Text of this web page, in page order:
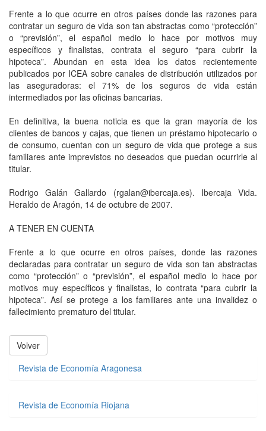
Frente a lo que ocurre en otros países donde las razones para
contratar un seguro de vida son tan abstractas como “protección”
o “previsión”, el español medio lo hace por motivos muy
específicos y finalistas, contrata el seguro “para cubrir la
hipoteca”. Abundan en esta idea los datos recientemente
publicados por ICEA sobre canales de distribución utilizados por
las aseguradoras: el 71% de los seguros de vida están
intermediados por las oficinas bancarias.
En definitiva, la buena noticia es que la gran mayoría de los
clientes de bancos y cajas, que tienen un préstamo hipotecario o
de consumo, cuentan con un seguro de vida que protege a sus
familiares ante imprevistos no deseados que puedan ocurrirle al
titular.
Rodrigo Galán Gallardo (rgalan@ibercaja.es). Ibercaja Vida.
Heraldo de Aragón, 14 de octubre de 2007.
A TENER EN CUENTA
Frente a lo que ocurre en otros países, donde las razones
declaradas para contratar un seguro de vida son tan abstractas
como “protección” o “previsión”, el español medio lo hace por
motivos muy específicos y finalistas, lo contrata “para cubrir la
hipoteca”. Así se protege a los familiares ante una invalidez o
fallecimiento prematuro del titular.
Volver
Revista de Economía Aragonesa
Revista de Economía Riojana